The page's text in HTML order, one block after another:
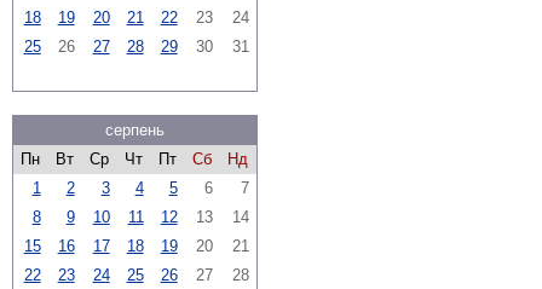
18
19 20 21 22 23
24
25
26 27 28 29 30 31
серпень
Пн
Вт Ср Чт Пт Сб
Нд
1
2 3 4 5 6
7
8
9 10 11 12 13
14
15
16 17 18 19 20
21
22
23 24 25 26 27
28